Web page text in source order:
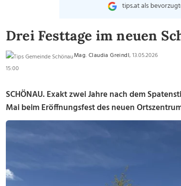
tips.at als
Drei Festtage im neuen
Mag. Claudia Greindl, 13.05.2026
15:00
SCHÖNAU.Exakt zwei Jahre nach dem
Mai beim Eröffnungsfest des neuen